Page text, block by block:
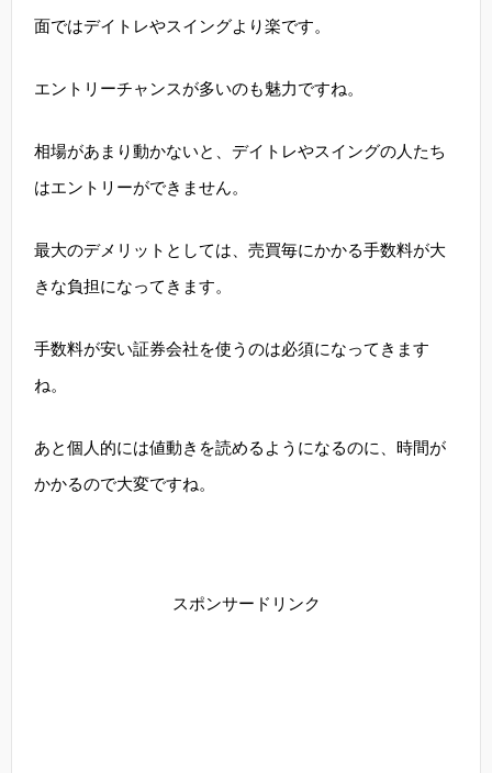
面ではデイトレやスイングより楽です。
エントリーチャンスが多いのも魅力ですね。
相場があまり動かないと、デイトレやスイングの人たち
はエントリーができません。
最大のデメリットとしては、売買毎にかかる手数料が大
きな負担になってきます。
手数料が安い証券会社を使うのは必須になってきます
ね。
あと個人的には値動きを読めるようになるのに、時間が
かかるので大変ですね。
スポンサードリンク